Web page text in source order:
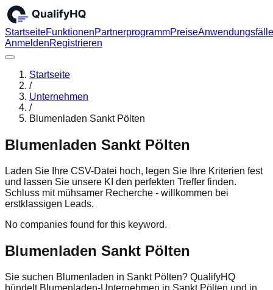
StartseiteFunktionenPartnerprogrammPreiseAnwendungsfälle
AnmeldenRegistrieren
Startseite
/
Unternehmen
/
Blumenladen Sankt Pölten
Blumenladen Sankt Pölten
Laden Sie Ihre CSV-Datei hoch, legen Sie Ihre Kriterien fest
und lassen Sie unsere KI den perfekten Treffer finden.
Schluss mit mühsamer Recherche - willkommen bei
erstklassigen Leads.
No companies found for this keyword.
Blumenladen Sankt Pölten
Sie suchen Blumenladen in Sankt Pölten? QualifyHQ
bündelt Blumenladen-Unternehmen in Sankt Pölten und in